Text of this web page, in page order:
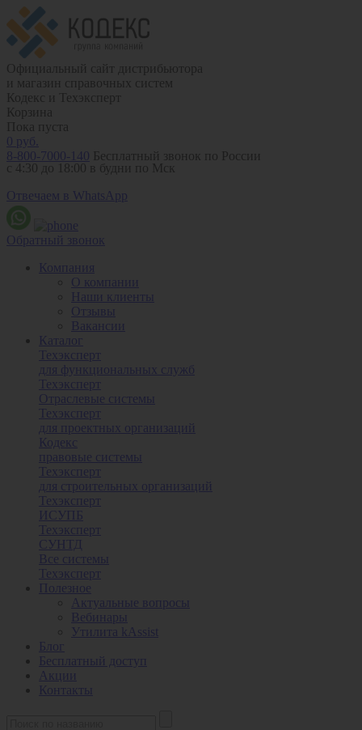
Официальный сайт дистрибьютора
и магазин справочных систем
Кодекс и Техэксперт
Корзина
Пока пуста
0 руб.
8-800-7000-140 Бесплатный звонок по России
с 4:30 до 18:00 в будни по Мск
Отвечаем в WhatsApp
Обратный звонок
Компания
О компании
Наши клиенты
Отзывы
Вакансии
Каталог
Техэксперт
для функциональных служб
Техэксперт
Отраслевые системы
Техэксперт
для проектных организаций
Кодекс
правовые системы
Техэксперт
для строительных организаций
Техэксперт
ИСУПБ
Техэксперт
СУНТД
Все системы
Техэксперт
Полезное
Актуальные вопросы
Вебинары
Утилита kAssist
Блог
Бесплатный доступ
Акции
Контакты